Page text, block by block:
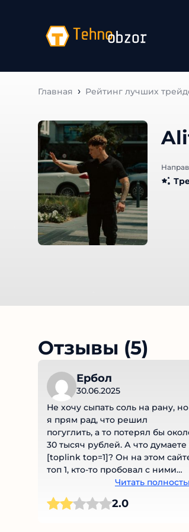
Главная Рейтинг лучших
Отзывы (5)
Ербол
30.06.2025
Не хочу сыпать соль на рану, но
я прям рад, что решил
погуглить, а то потерял бы
30 тысяч рублей. А что думаете
[toplink top=1]? Он на этом сайте
топ 1, кто-то пробовал с ними
Читать
2.0